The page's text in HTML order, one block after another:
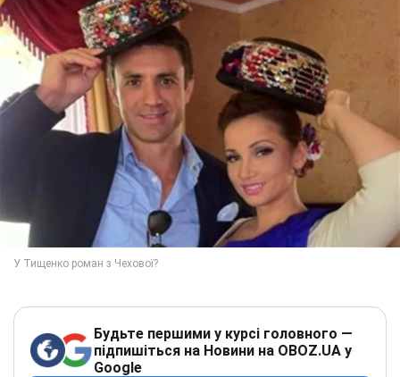
Будьте першими у курсі головного —
підпишіться на Новини на OBOZ.UA у
Google